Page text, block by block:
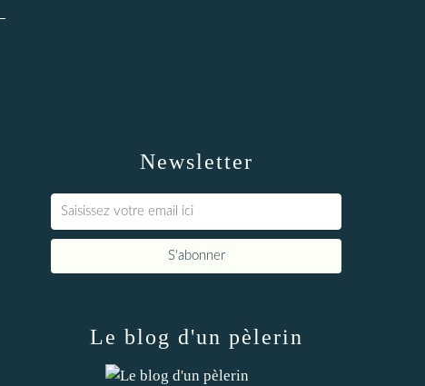
Newsletter
Le blog d'un pèlerin